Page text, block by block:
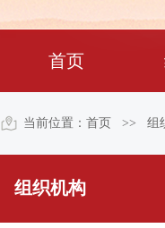
首页
当前位置： 首页 >> 组
组织机构